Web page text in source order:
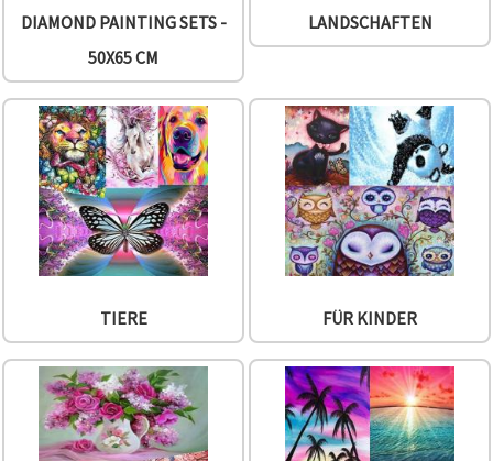
jederzeit
widerrufen.
Impressum
Datenschutzerklärung
Cookie-
Richtlinie
Alle
akzeptieren
Cookie-
DIAMOND PAINTING SETS -
50X65 CM
LANDSCHAFTEN
TIERE FÜR KINDER